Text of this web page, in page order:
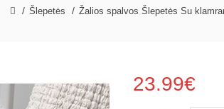
Šlepetės Žalios spalvos Šlepetės Su
23.99€